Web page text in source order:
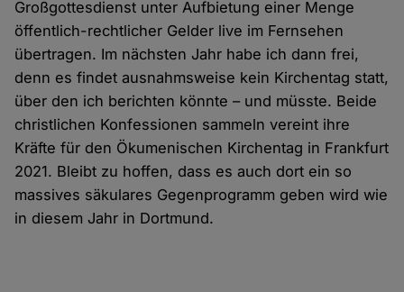
Großgottesdienst unter Aufbietung einer Menge
öffentlich-rechtlicher Gelder live im Fernsehen
übertragen. Im nächsten Jahr habe ich dann frei,
denn es findet ausnahmsweise kein Kirchentag statt,
über den ich berichten könnte – und müsste. Beide
christlichen Konfessionen sammeln vereint ihre
Kräfte für den Ökumenischen Kirchentag in Frankfurt
2021. Bleibt zu hoffen, dass es auch dort ein so
massives säkulares Gegenprogramm geben wird wie
in diesem Jahr in Dortmund.